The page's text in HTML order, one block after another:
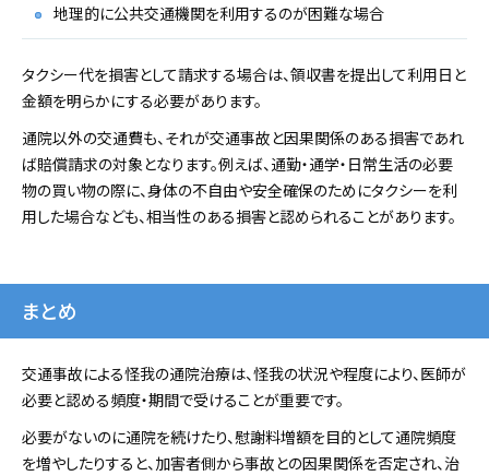
地理的に公共交通機関を利用するのが困難な場合
タクシー代を損害として請求する場合は、領収書を提出して利用日と
金額を明らかにする必要があります。
通院以外の交通費も、それが交通事故と因果関係のある損害であれ
ば賠償請求の対象となります。例えば、通勤・通学・日常生活の必要
物の買い物の際に、身体の不自由や安全確保のためにタクシーを利
用した場合なども、相当性のある損害と認められることがあります。
まとめ
交通事故による怪我の通院治療は、怪我の状況や程度により、医師が
必要と認める頻度・期間で受けることが重要です。
必要がないのに通院を続けたり、慰謝料増額を目的として通院頻度
を増やしたりすると、加害者側から事故との因果関係を否定され、治